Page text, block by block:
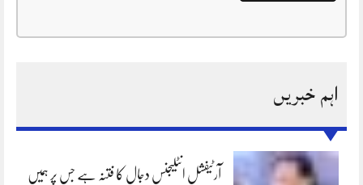
اہم خبریں
آرٹیفشل انٹلیجنس دجال کا فتنہ ہے جس پر ہمیں